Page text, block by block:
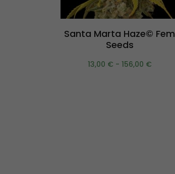
Scegli
Santa Marta Haze© Fem
Seeds
13,00 € - 156,00 €